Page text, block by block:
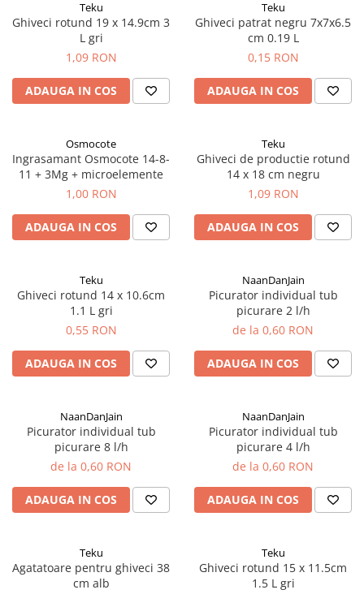
Ridichi
Telina
Vinete
gogosar
Gulii
Morcov
sfecla
Teku
Ghiveci rotund 19 x 14.9cm 3
L gri
1,09 RON
ADAUGA IN COS
Teku
Ghiveci patrat negru 7x7x6.5
cm 0.19 L
0,15 RON
ADAUGA IN COS
Osmocote
Ingrasamant Osmocote 14-8-
11 + 3Mg + microelemente
1,00 RON
ADAUGA IN COS
Teku
Ghiveci de productie rotund
14 x 18 cm negru
1,09 RON
ADAUGA IN COS
Teku
Ghiveci rotund 14 x 10.6cm
1.1 L gri
0,55 RON
ADAUGA IN COS
NaanDanJain
Picurator individual tub
picurare 2 l/h
de la 0,60 RON
ADAUGA IN COS
NaanDanJain
Picurator individual tub
picurare 8 l/h
de la 0,60 RON
ADAUGA IN COS
NaanDanJain
Picurator individual tub
picurare 4 l/h
de la 0,60 RON
ADAUGA IN COS
Teku
Agatatoare pentru ghiveci 38
cm alb
Teku
Ghiveci rotund 15 x 11.5cm
1.5 L gri